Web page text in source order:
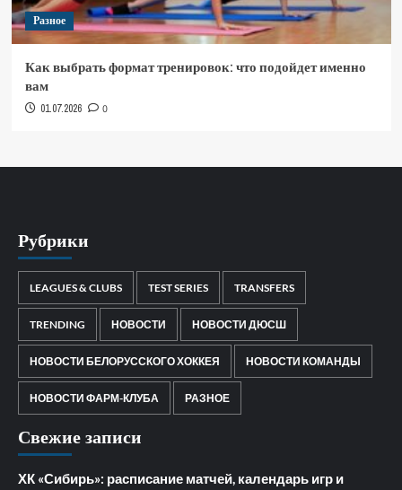
Разное
Как выбрать формат тренировок: что подойдет именно
вам
01.07.2026 0
Рубрики
LEAGUES & CLUBS TEST SERIES TRANSFERS
TRENDING НОВОСТИ НОВОСТИ ДЮСШ
НОВОСТИ БЕЛОРУССКОГО ХОККЕЯ НОВОСТИ КОМАНДЫ
НОВОСТИ ФАРМ-КЛУБА РАЗНОЕ
Свежие записи
ХК «Сибирь»: расписание матчей, календарь игр и